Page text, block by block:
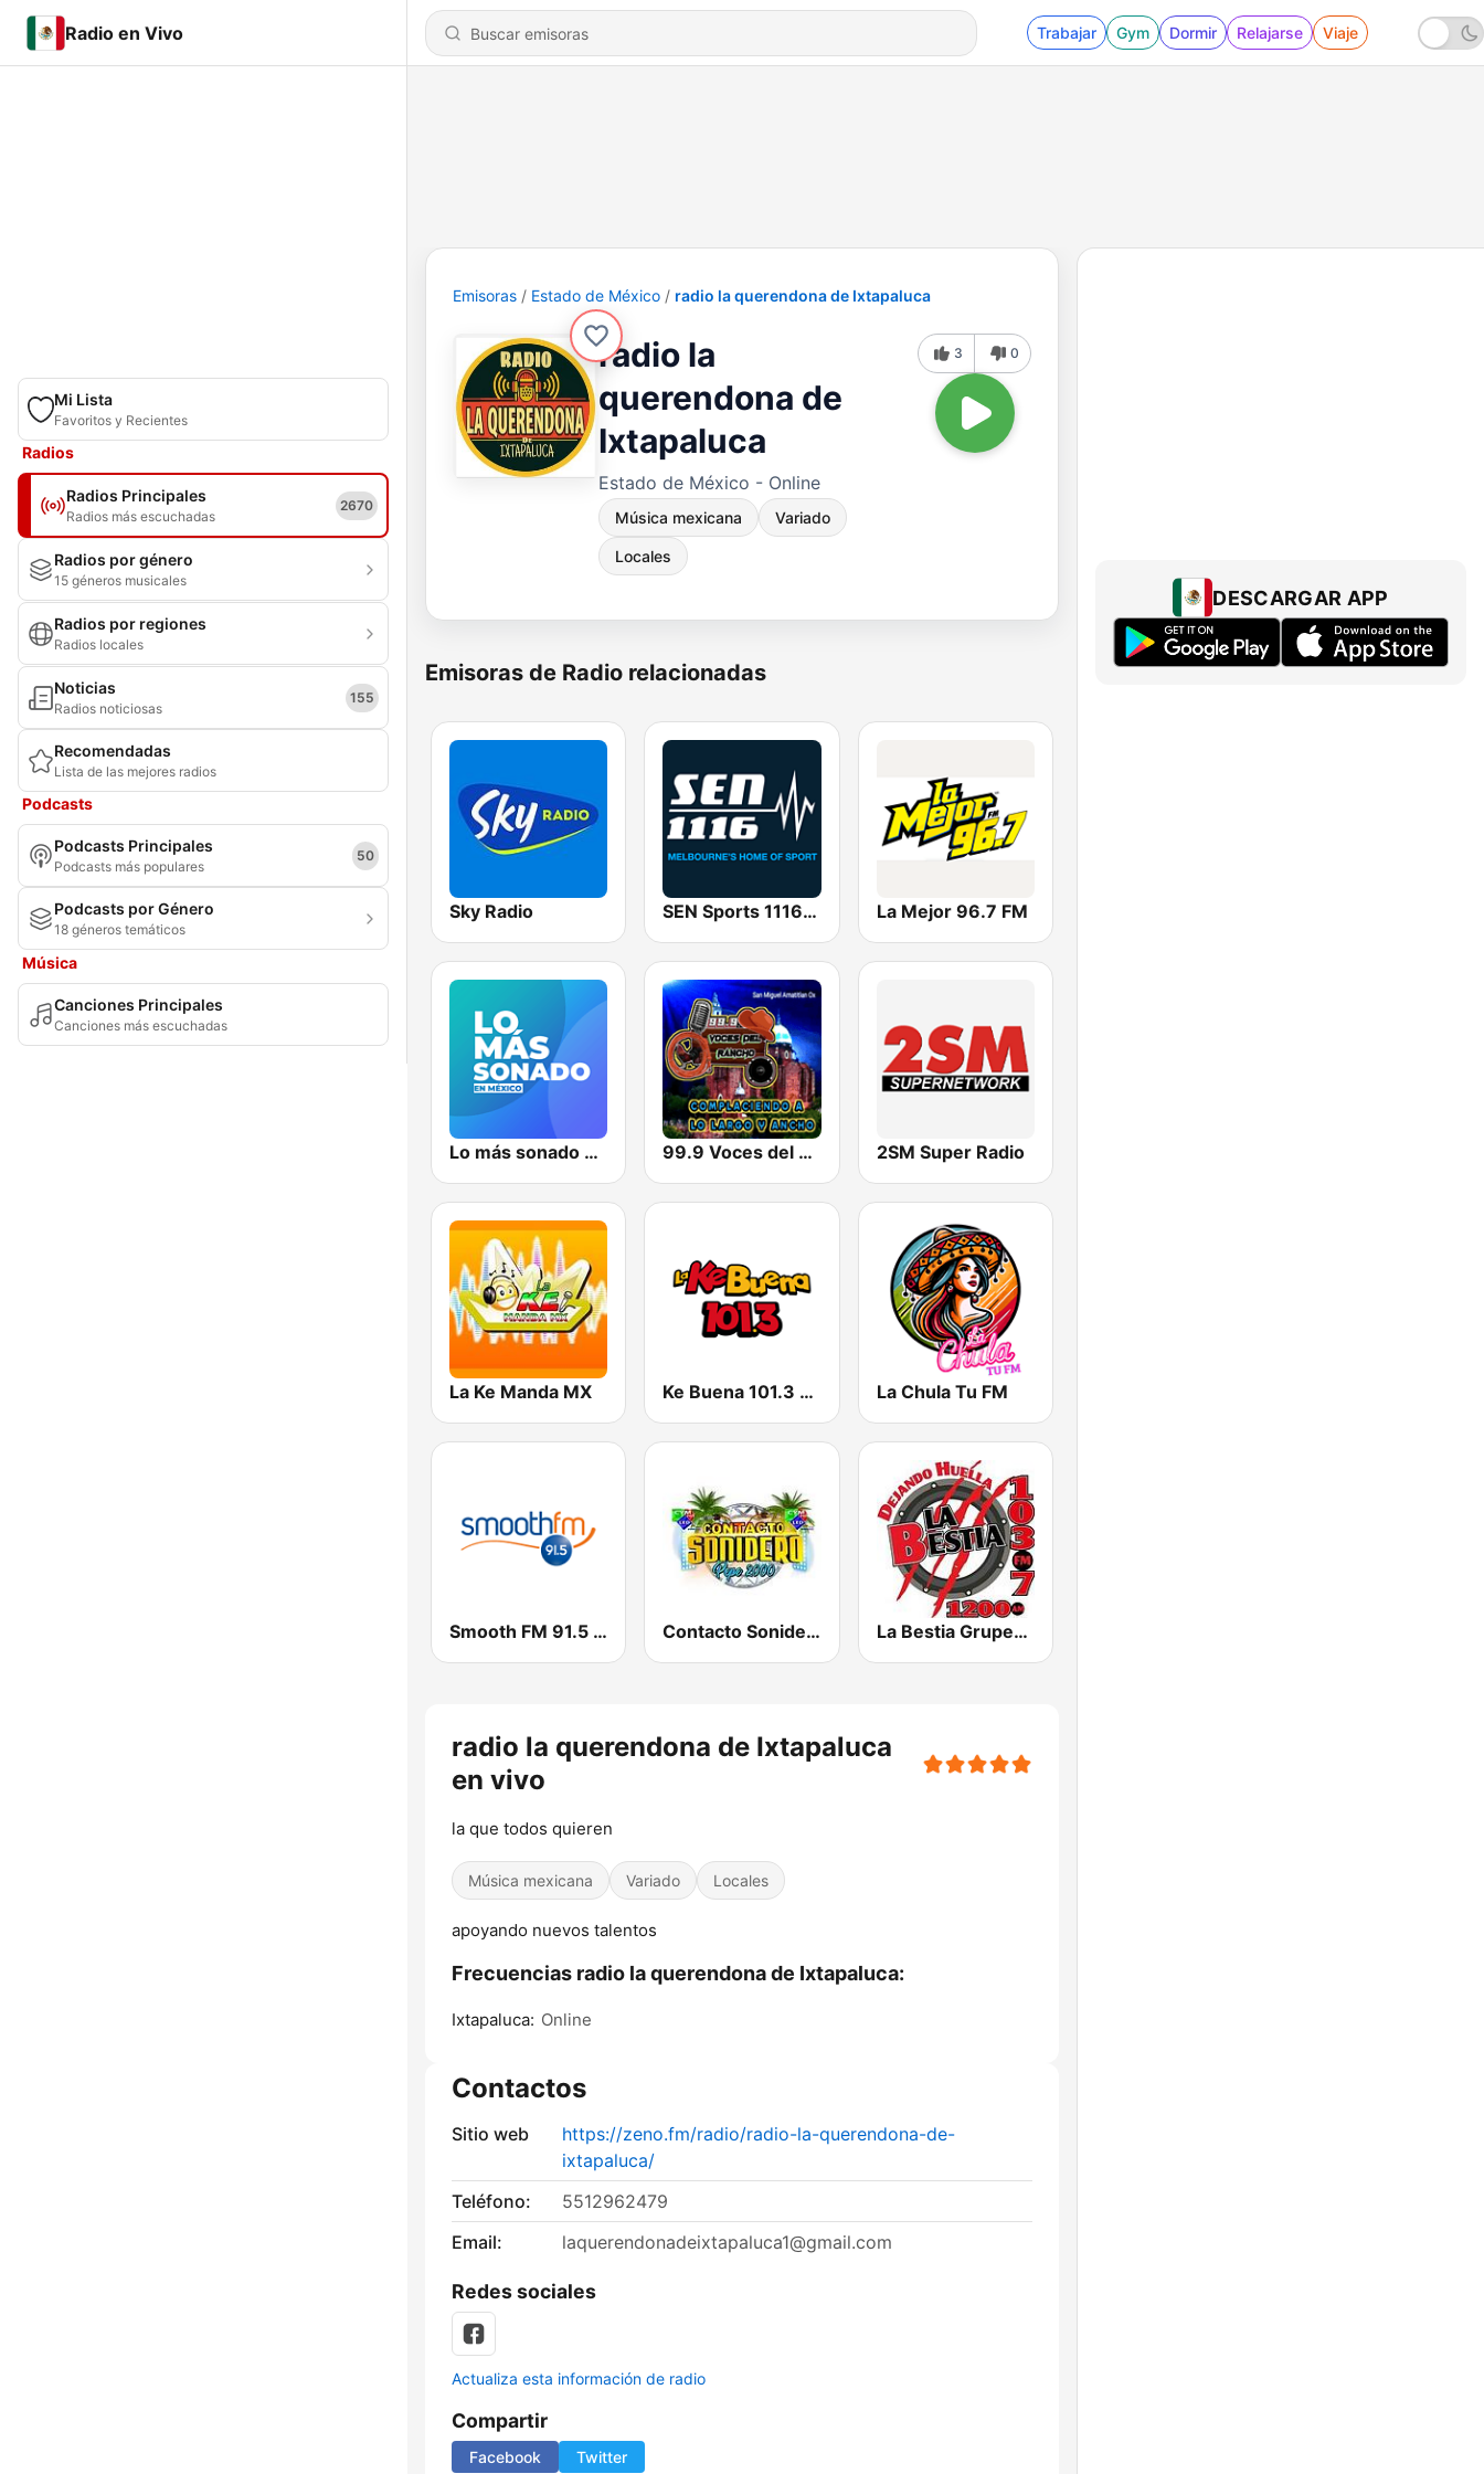
Radio en Vivo Trabajar Gym Dormir Relajarse Viaje
Mi Lista
Favoritos y Recientes
Radios
Radios Principales
Radios más escuchadas
2670
Radios por género
15 géneros musicales
Radios por regiones
Radios locales
Noticias
Radios noticiosas
155
Recomendadas
Lista de las mejores radios
Podcasts
Podcasts Principales
Podcasts más populares
50
Podcasts por Género
18 géneros temáticos
Música
Canciones Principales
Canciones más escuchadas
Emisoras Estado de México radio la querendona de Ixtapaluca
radio la
querendona de
Ixtapaluca
Estado de México - Online
Música mexicana Variado
Locales
3 0
Emisoras de Radio relacionadas
Sky Radio SEN Sports 1116 AM La Mejor 96.7 FM
Lo más sonado en México 99.9 Voces del Rancho 2SM Super Radio
La Ke Manda MX Ke Buena 101.3 FM La Chula Tu FM
Smooth FM 91.5 Melbourne Contacto Sonidero La Bestia Grupera 103.7 FM
radio la querendona de Ixtapaluca
en vivo
la que todos quieren
Música mexicana Variado Locales
apoyando nuevos talentos
Frecuencias radio la querendona de Ixtapaluca:
Ixtapaluca: Online
Contactos
Sitio web
https://zeno.fm/radio/radio-la-querendona-de-
ixtapaluca/
Teléfono:
5512962479
Email:
laquerendonadeixtapaluca1@gmail.com
Redes sociales
Actualiza esta información de radio
Compartir
Facebook Twitter
DESCARGAR APP